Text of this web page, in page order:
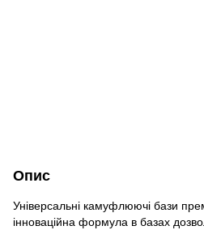
Опис
Універсальні камуфлюючі бази
інноваційна формула в базах